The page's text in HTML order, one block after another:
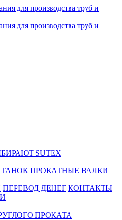
SUTEX
ПРОКАТНЫЕ ВАЛКИ
ПЕРЕВОД ДЕНЕГ КОНТАКТЫ
ПРОКАТА